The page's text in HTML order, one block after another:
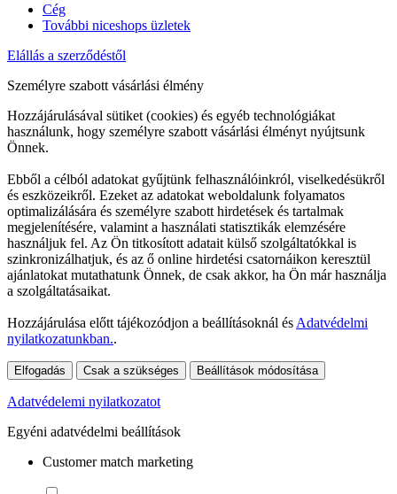
Cég
További niceshops üzletek
Elállás a szerződéstől
Személyre szabott vásárlási élmény
Hozzájárulásával sütiket (cookies) és egyéb technológiákat
használunk, hogy személyre szabott vásárlási élményt nyújtsunk
Önnek.
Ebből a célból adatokat gyűjtünk felhasználóinkról, viselkedésükről
és eszközeikről. Ezeket az adatokat weboldalunk folyamatos
optimalizálására és személyre szabott hirdetések és tartalmak
megjelenítésére, valamint a használati statisztikák elemzésére
használjuk fel. Az Ön titkosított adatait külső szolgáltatókkal is
szinkronizálhatjuk, és az ő online hirdetési csatornáikon keresztül
ajánlatokat mutathatunk Önnek, de csak akkor, ha Ön már használja
a szolgáltatásaikat.
Hozzájárulása előtt tájékozódjon a beállításoknál és Adatvédelmi
nyilatkozatunkban..
Elfogadás Csak a szükséges Beállítások módosítása
Adatvédelemi nyilatkozatot
Egyéni adatvédelmi beállítások
Customer match marketing